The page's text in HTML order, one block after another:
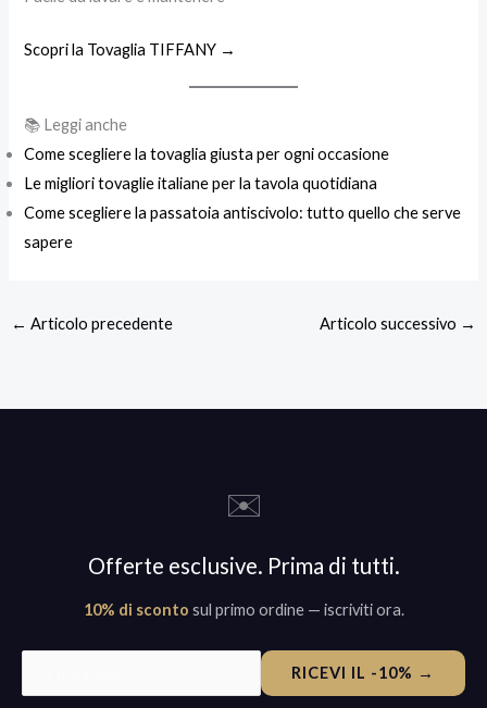
Scopri la Tovaglia TIFFANY →
📚 Leggi anche
Come scegliere la tovaglia giusta per ogni occasione
Le migliori tovaglie italiane per la tavola quotidiana
Come scegliere la passatoia antiscivolo: tutto quello che serve
sapere
← Articolo precedente Articolo successivo →
✉️
Offerte esclusive. Prima di tutti.
10% di sconto sul primo ordine — iscriviti ora.
RICEVI IL -10% →